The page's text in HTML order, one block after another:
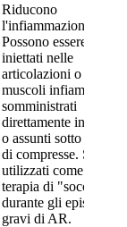
Riducono
l'infiammazione.
Possono essere
iniettati nelle
articolazioni o nei
muscoli infiammati,
somministrati
direttamente in vena
o assunti sotto forma
di compresse. Spesso
utilizzati come
terapia di "soccorso"
durante gli episodi
gravi di AR.